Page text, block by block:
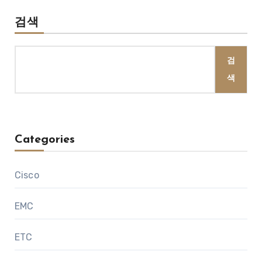
검색
검
색
Categories
Cisco
EMC
ETC